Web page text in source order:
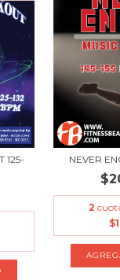
125-
NEVER
2